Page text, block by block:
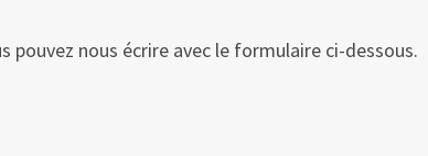
pouvez nous écrire avec le formulaire ci-dessous.